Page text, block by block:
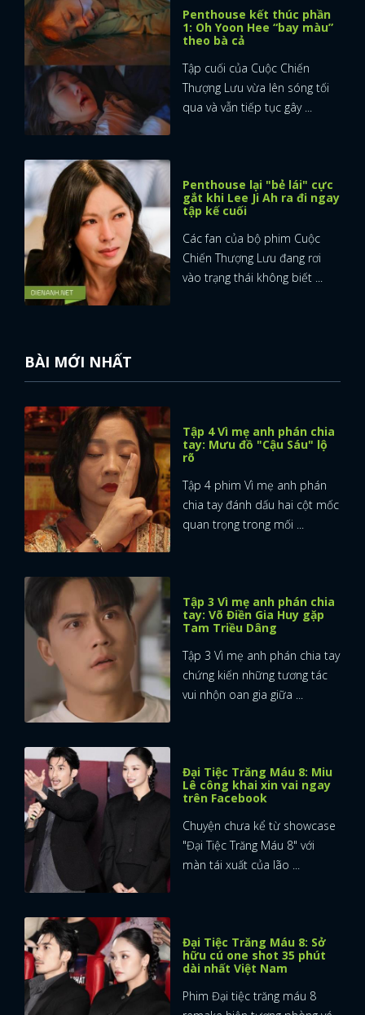
x
ĐĂNG NHẬP
Penthouse kết thúc phần
1: Oh Yoon Hee “bay màu”
theo bà cả
Tập cuối của Cuộc Chiến
Thượng Lưu vừa lên sóng tối
qua và vẫn tiếp tục gây ...
Penthouse lại "bẻ lái" cực
gắt khi Lee Ji Ah ra đi ngay
tập kế cuối
Các fan của bộ phim Cuộc
Chiến Thượng Lưu đang rơi
vào trạng thái không biết ...
BÀI MỚI NHẤT
Tập 4 Vì mẹ anh phán chia
tay: Mưu đồ "Cậu Sáu" lộ
rõ
Tập 4 phim Vì mẹ anh phán
chia tay đánh dấu hai cột mốc
quan trọng trong mối ...
Tập 3 Vì mẹ anh phán chia
tay: Võ Điền Gia Huy gặp
Tam Triều Dâng
Tập 3 Vì mẹ anh phán chia tay
chứng kiến những tương tác
vui nhộn oan gia giữa ...
Đại Tiệc Trăng Máu 8: Miu
Lê công khai xin vai ngay
trên Facebook
Chuyện chưa kể từ showcase
"Đại Tiệc Trăng Máu 8" với
màn tái xuất của lão ...
Đại Tiệc Trăng Máu 8: Sở
hữu cú one shot 35 phút
dài nhất Việt Nam
Phim Đại tiệc trăng máu 8